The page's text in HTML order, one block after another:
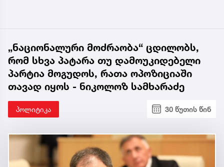
„ნაციონალური მოძრაობა“ ცდილობს,
რომ სხვა პატარა თუ დამოუკიდებელი
პარტია მოგუდოს, რათა ოპოზიციაში
თავად იყოს - ნიკოლოზ სამხარაძე
პოლიტიკა 30 წუთის წინ